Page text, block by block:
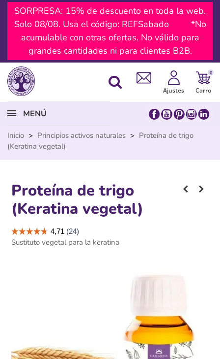
SORPRESA: 15% de descuento en toda la web.
Solo 08/08. Usa el código: REFSabado *No
acumulable con otras ofertas. No válido para
grandes cantidades ni para clientes B2B.
Ajustes
0
Carro
MENÚ
Inicio > Principios activos naturales > Proteína de trigo
(Keratina vegetal)
Proteína de trigo
(Keratina vegetal)
Sustituto vegetal para la keratina